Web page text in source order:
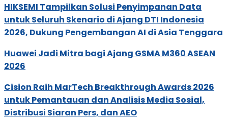
HIKSEMI Tampilkan Solusi Penyimpanan Data
untuk Seluruh Skenario di Ajang DTI Indonesia
2026, Dukung Pengembangan AI di Asia Tenggara
Huawei Jadi Mitra bagi Ajang GSMA M360 ASEAN
2026
Cision Raih MarTech Breakthrough Awards 2026
untuk Pemantauan dan Analisis Media Sosial,
Distribusi Siaran Pers, dan AEO